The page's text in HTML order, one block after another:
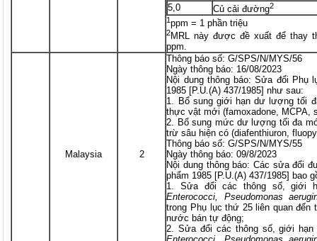
5,0 Củ cải đường2
1ppm = 1 phần triệu
2MRL này được đề xuất để thay
ppm.
Malaysia 2
Thông báo số: G/SPS/N/MYS/56
Ngày thông báo: 16/08/2023
Nội dung thông báo: Sửa đổi Phụ
1985 [P.U.(A) 437/1985] như sau:
1. Bổ sung giới hạn dư lượng tối
thực vật mới (famoxadone, MCPA,
2. Bổ sung mức dư lượng tối đa
trừ sâu hiện có (diafenthiuron,
Thông báo số: G/SPS/N/MYS/55
Ngày thông báo: 09/8/2023
Nội dung thông báo: Các sửa đổi
phẩm 1985 [P.U.(A) 437/1985] bao
1. Sửa đổi các thông số, giới
Enterococci, Pseudomonas
trong Phụ lục thứ 25 liên quan đến
nước bán tự động;
2. Sửa đổi các thông số, giới